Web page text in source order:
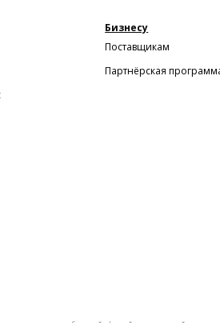
Бизнесу
Поставщикам
Партнёрская